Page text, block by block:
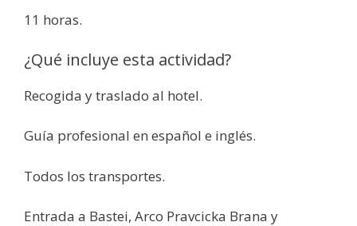
11 horas.
¿Qué incluye esta actividad?
Recogida y traslado al hotel.
Guía profesional en español e inglés.
Todos los transportes.
Entrada a Bastei, Arco Pravcicka Brana y